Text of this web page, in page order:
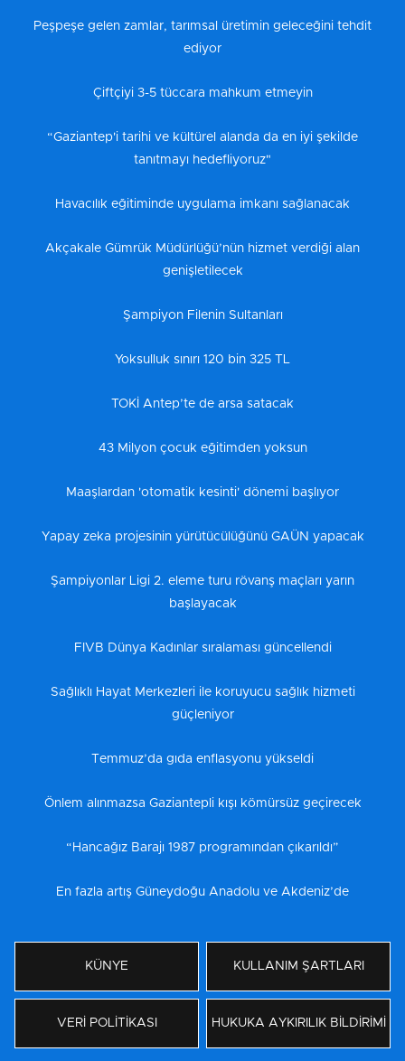
Peşpeşe gelen zamlar, tarımsal üretimin geleceğini tehdit
ediyor
Çiftçiyi 3-5 tüccara mahkum etmeyin
“Gaziantep'i tarihi ve kültürel alanda da en iyi şekilde
tanıtmayı hedefliyoruz"
Havacılık eğitiminde uygulama imkanı sağlanacak
Akçakale Gümrük Müdürlüğü’nün hizmet verdiği alan
genişletilecek
Şampiyon Filenin Sultanları
Yoksulluk sınırı 120 bin 325 TL
TOKİ Antep’te de arsa satacak
43 Milyon çocuk eğitimden yoksun
Maaşlardan 'otomatik kesinti' dönemi başlıyor
Yapay zeka projesinin yürütücülüğünü GAÜN yapacak
Şampiyonlar Ligi 2. eleme turu rövanş maçları yarın
başlayacak
FIVB Dünya Kadınlar sıralaması güncellendi
Sağlıklı Hayat Merkezleri ile koruyucu sağlık hizmeti
güçleniyor
Temmuz’da gıda enflasyonu yükseldi
Önlem alınmazsa Gaziantepli kışı kömürsüz geçirecek
“Hancağız Barajı 1987 programından çıkarıldı”
En fazla artış Güneydoğu Anadolu ve Akdeniz’de
KÜNYE KULLANIM ŞARTLARI
VERİ POLİTİKASI HUKUKA AYKIRILIK BİLDİRİMİ